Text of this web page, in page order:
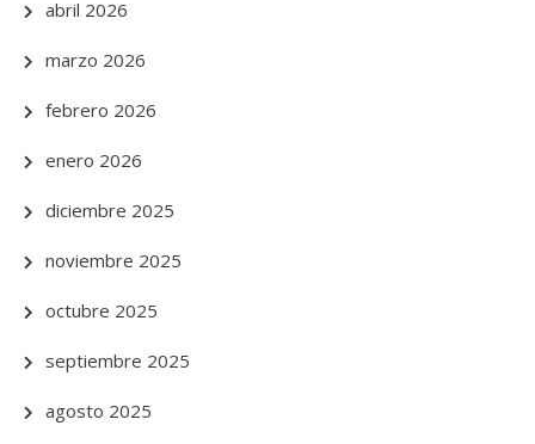
abril 2026
marzo 2026
febrero 2026
enero 2026
diciembre 2025
noviembre 2025
octubre 2025
septiembre 2025
agosto 2025